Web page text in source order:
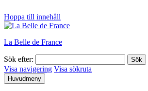
Hoppa till innehåll
La Belle de France
Sök efter:
Visa navigering Visa sökruta
Huvudmeny